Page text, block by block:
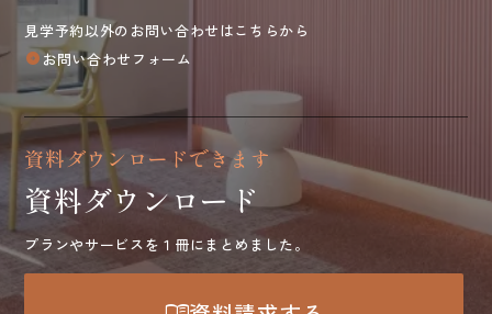
見学予約以外のお問い合わせはこちらから
arrow_circle_rightお問い合わせフォーム
資料ダウンロードできます
資料ダウンロード
プランやサービスを１冊にまとめました。